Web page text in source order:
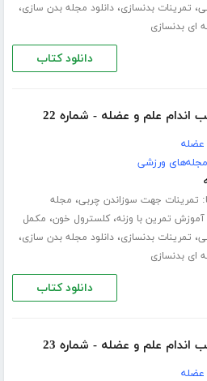
، تمرینات بدنسازی،دانلود مجله بدن سازی،
ای بدنسازی
دانلود کتاب
اندام علم و عضله - شماره 22
عضله
مجله‌های ورزشی
تمرینات جهت سوزاندن چربی، مجله
آموزش تمرین با وزنه،کلسترول خون، مکمل
، تمرینات بدنسازی،دانلود مجله بدن سازی،
ای بدنسازی
دانلود کتاب
اندام علم و عضله - شماره 23
عضله